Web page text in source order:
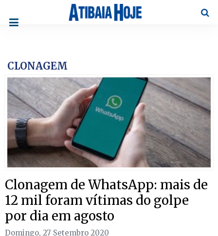
CLONAGEM
Clonagem de WhatsApp: mais de
12 mil foram vítimas do golpe
por dia em agosto
Domingo, 27 Setembro 2020